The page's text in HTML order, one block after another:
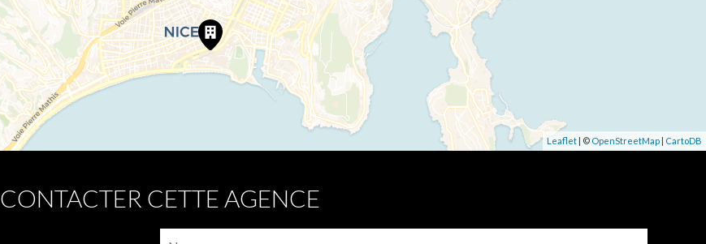
Leaflet | © OpenStreetMap | CartoDB
CONTACTER CETTE AGENCE